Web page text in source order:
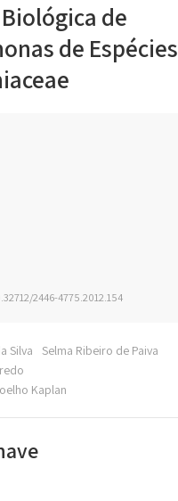
de
de Espécies
2446-4775.2012.154
Silva
Selma Ribeiro de Paiva
Kaplan